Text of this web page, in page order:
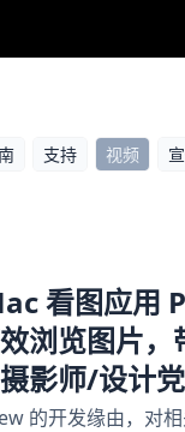
支持 视频
看图应用
浏览图片
影师/设计
的开发缘由，对